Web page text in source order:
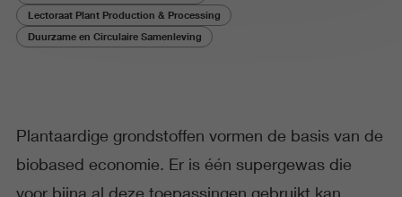
Lectoraat Plant Production & Processing
Duurzame en Circulaire Samenleving
Plantaardige grondstoffen vormen de basis van de
biobased economie. Er is één supergewas die
voor bijna al deze toepassingen gebruikt kan